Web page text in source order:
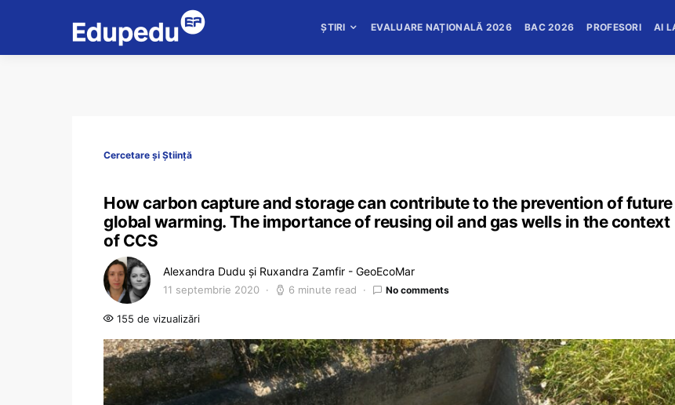
ȘTIRI EVALUARE NAȚIONALĂ 2026 BAC 2026 PROFESORI AI
Cercetare și Știință
How carbon capture and storage can contribute to the prevention of future
global warming. The importance of reusing oil and gas wells in the context
of CCS
Alexandra Dudu și Ruxandra Zamfir - GeoEcoMar
11 septembrie 2020 6 minute read No comments
155 de vizualizări